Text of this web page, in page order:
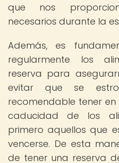
que nos
necesarios durante la
Además, es
regularmente los
reserva para
evitar que se
recomendable tener
caducidad de los
primero aquellos que
vencerse. De esta
de tener una reserva